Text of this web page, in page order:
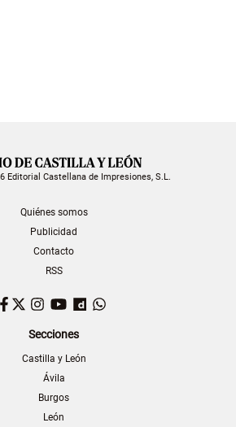
Editorial Castellana de Impresiones, S.L.
Quiénes somos
Publicidad
Contacto
RSS
Facebook
TwitterInstagram
YouTubeDailymotion
Secciones
Castilla y León
Ávila
Burgos
León